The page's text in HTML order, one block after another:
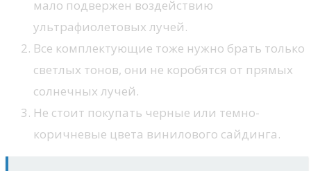
мало подвержен воздействию
ультрафиолетовых лучей.
Все комплектующие тоже нужно брать только
светлых тонов, они не коробятся от прямых
солнечных лучей.
Не стоит покупать черные или темно-
коричневые цвета винилового сайдинга.